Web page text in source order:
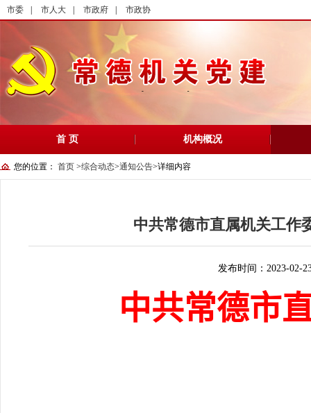
市委 市人大 市政府 市政协
首 页 机构概况
您的位置： 首页 >综合动态>通知公告>详细内容
中共常德市直属机关工作
发布时间：2023-02-
中共常德市